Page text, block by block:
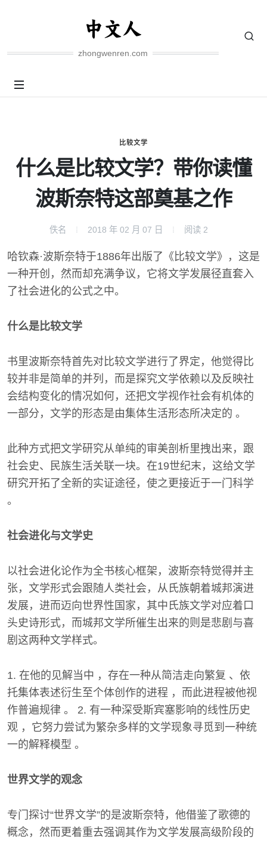
zhongwenren.com
比较文学
什么是比较文学？带你读懂
波斯奈特这部奠基之作
佚名 2018 年 02 月 07 日 阅读 2
哈钦森·波斯奈特于1886年出版了《比较文学》，这是
一种开创，然而却充满争议，它将文学发展径直套入
了社会进化的公式之中。
什么是比较文学
书里波斯奈特首先对比较文学进行了界定，他觉得比
较并非是简单的并列，而是探究文学依赖以及反映社
会结构变化的情况如何，还把文学视作社会有机体的
一部分，文学的形态是由集体生活形态所决定的 。
此种方式把文学研究从单纯的审美剖析里拽出来，跟
社会史、民族生活关联一块。在19世纪末，这给文学
研究开拓了全新的实证途径，使之更接近于一门科学
。
社会进化与文学史
以社会进化论作为全书核心框架，波斯奈特觉得并主
张，文学形式会跟随人类社会，从氏族朝着城邦演进
发展，进而迈向世界性国家，其中氏族文学对应着口
头史诗形式，而城邦文学所催生出来的则是悲剧与喜
剧这两种文学样式。
1. 在他的见解当中 ，存在一种从简洁走向繁复 、依
托集体表述衍生至个体创作的进程 ，而此进程被他视
作普遍规律 。 2. 有一种深受斯宾塞影响的线性历史
观 ，它努力尝试为繁杂多样的文学现象寻觅到一种统
一的解释模型 。
世界文学的观念
专门探讨“世界文学”的是波斯奈特，他借鉴了歌德的
概念，然而更着重去强调其作为文学发展高级阶段的